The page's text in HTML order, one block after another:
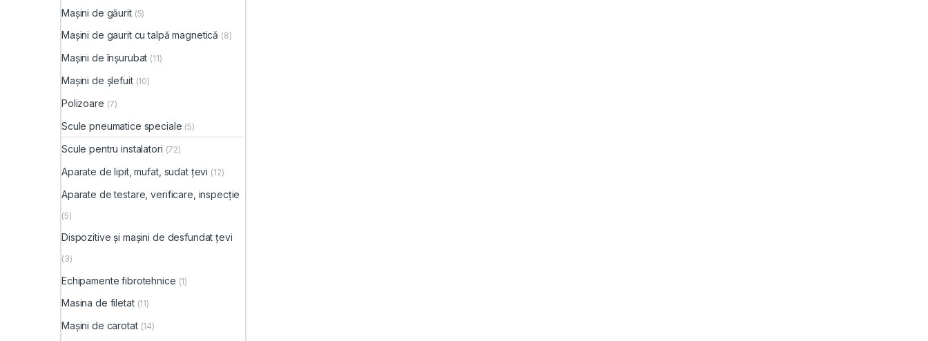
Mașini de găurit (5)
Mașini de gaurit cu talpă magnetică (8)
Mașini de înșurubat (11)
Mașini de șlefuit (10)
Polizoare (7)
Scule pneumatice speciale (5)
Scule pentru instalatori (72)
Aparate de lipit, mufat, sudat țevi (12)
Aparate de testare, verificare, inspecție
(5)
Dispozitive și mașini de desfundat țevi
(3)
Echipamente fibrotehnice (1)
Masina de filetat (11)
Mașini de carotat (14)